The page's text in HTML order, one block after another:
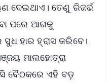
ତେଣୁ ରିଜର୍ଭ
ପରେ ଆଗକୁ
ହାର ହ୍ରାସ କରିବେ।
ମାଲହୋତ୍ରା
ବୈଠକରେ ଏହି ବଡ଼